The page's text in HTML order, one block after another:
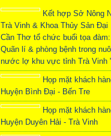
Kết hợp Sở Nông
Trà Vinh & Khoa Thủy Sản Đại
Cần Thơ tổ chức buổi tọa
Quãn lí & phòng bệnh trong
nước lợ khu vực tỉnh Trà Vinh
Họp mặt khách
Huyện Bình Đại - Bến Tre
Họp mặt khách
Huyện Duyên Hải - Trà Vinh